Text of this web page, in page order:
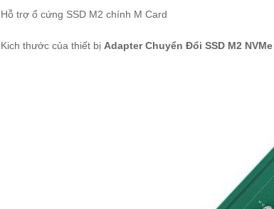
Hỗ trợ ổ cứng SSD M2 chính M Card
Kich thước của thiết bị Adapter Chuyển Đổi SSD M2 NVMe